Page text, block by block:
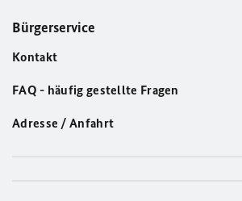
Bürgerservice
Kontakt
FAQ - häufig gestellte Fragen
Adresse / Anfahrt